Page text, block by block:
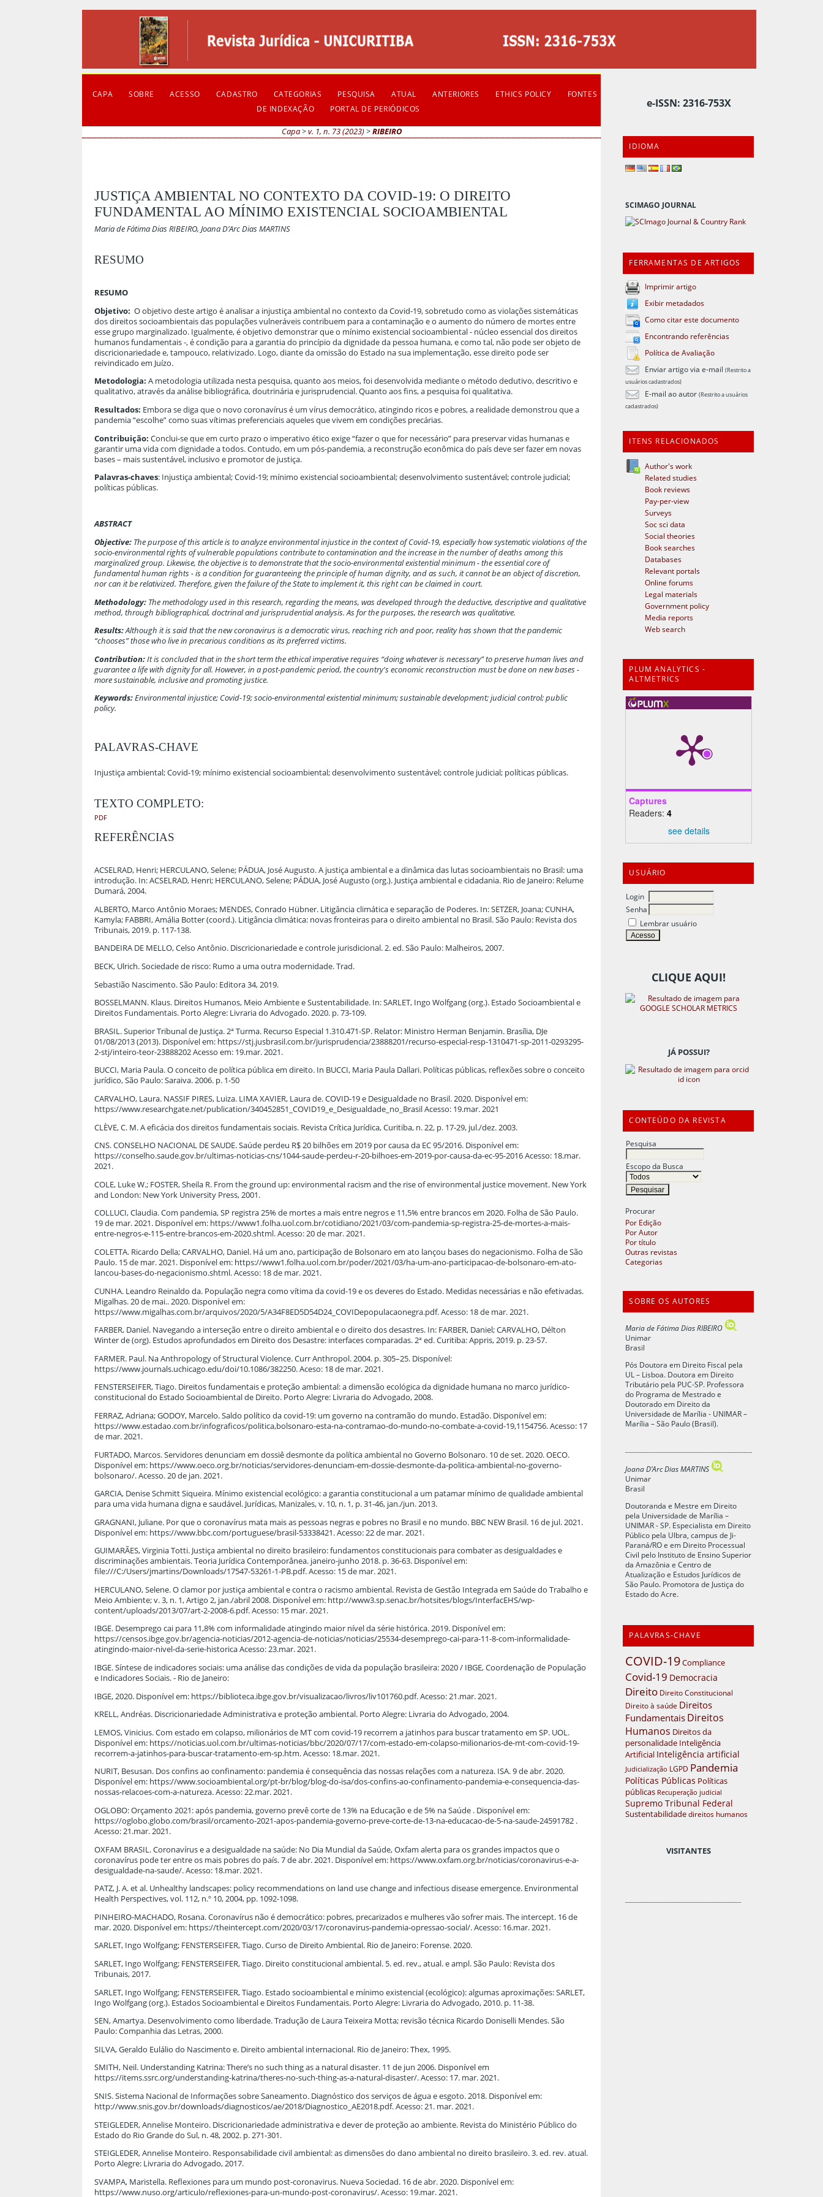
e-ISSN: 2316-753X
IDIOMA
SCIMAGO JOURNAL
FERRAMENTAS DE ARTIGOS
Imprimir artigo
Exibir metadados
Como citar este documento
Encontrando referências
Política de Avaliação
Enviar artigo via e-mail(Restrito a
usuários cadastrados)
E-mail ao autor(Restrito a usuários
cadastrados)
ITENS RELACIONADOS
Author's work
Related studies
Book reviews
Pay-per-view
Surveys
Soc sci data
Social theories
Book searches
Databases
Relevant portals
Online forums
Legal materials
Government policy
Media reports
Web search
PLUM ANALYTICS -
ALTMETRICS
Captures
Readers:4
see details
USUÁRIO
Login
Senha
Lembrar usuário
CLIQUE AQUI!
JÁ POSSUI?
CONTEÚDO DA REVISTA
Pesquisa
Escopo da Busca
Procurar
Por Edição
Por Autor
Por título
Outras revistas
Categorias
SOBRE OS AUTORES
Maria de Fátima Dias RIBEIRO
Unimar
Brasil
Pós Doutora em Direito Fiscal pela
UL – Lisboa. Doutora em Direito
Tributário pela PUC-SP. Professora
do Programa de Mestrado e
Doutorado em Direito da
Universidade de Marília - UNIMAR –
Marília – São Paulo (Brasil).
Joana D’Arc Dias MARTINS
Unimar
Brasil
Doutoranda e Mestre em Direito
pela Universidade de Marília –
UNIMAR - SP. Especialista em Direito
Público pela Ulbra, campus de Ji-
Paraná/RO e em Direito Processual
Civil pelo Instituto de Ensino Superior
da Amazônia e Centro de
Atualização e Estudos Jurídicos de
São Paulo. Promotora de Justiça do
Estado do Acre.
PALAVRAS-CHAVE
COVID-19Compliance
Covid-19 Democracia
Direito Direito Constitucional
Direito à saúde Direitos
Fundamentais Direitos
Humanos Direitos da
personalidade Inteligência
Artificial Inteligência artificial
Judicialização LGPD Pandemia
Políticas Públicas Políticas
públicas Recuperação judicial
Supremo Tribunal Federal
Sustentabilidade direitos humanos
VISITANTES
CAPA SOBRE ACESSO CADASTRO CATEGORIAS PESQUISA ATUAL ANTERIORES ETHICS POLICY
FONTES
DE INDEXAÇÃO
PORTAL DE PERIÓDICOS
Capa>v. 1, n. 73 (2023)>RIBEIRO
JUSTIÇA AMBIENTAL NO CONTEXTO DA COVID-19: O DIREITO
FUNDAMENTAL AO MÍNIMO EXISTENCIAL SOCIOAMBIENTAL
Maria de Fátima Dias RIBEIRO, Joana D’Arc Dias MARTINS
RESUMO
RESUMO
Objetivo: O objetivo deste artigo é analisar a injustiça ambiental no contexto da Covid-19, sobretudo como as violações sistemáticas
dos direitos socioambientais das populações vulneráveis contribuem para a contaminação e o aumento do número de mortes entre
esse grupo marginalizado. Igualmente, é objetivo demonstrar que o mínimo existencial socioambiental - núcleo essencial dos direitos
humanos fundamentais -, é condição para a garantia do princípio da dignidade da pessoa humana, e como tal, não pode ser objeto de
discricionariedade e, tampouco, relativizado. Logo, diante da omissão do Estado na sua implementação, esse direito pode ser
reivindicado em Juízo.
Metodologia: A metodologia utilizada nesta pesquisa, quanto aos meios, foi desenvolvida mediante o método dedutivo, descritivo e
qualitativo, através da análise bibliográfica, doutrinária e jurisprudencial. Quanto aos fins, a pesquisa foi qualitativa.
Resultados: Embora se diga que o novo coronavírus é um vírus democrático, atingindo ricos e pobres, a realidade demonstrou que a
pandemia “escolhe” como suas vítimas preferenciais aqueles que vivem em condições precárias.
Contribuição: Conclui-se que em curto prazo o imperativo ético exige “fazer o que for necessário” para preservar vidas humanas e
garantir uma vida com dignidade a todos. Contudo, em um pós-pandemia, a reconstrução econômica do país deve ser fazer em novas
bases – mais sustentável, inclusivo e promotor de justiça.
Palavras-chaves: Injustiça ambiental; Covid-19; mínimo existencial socioambiental; desenvolvimento sustentável; controle judicial;
políticas públicas.
ABSTRACT
Objective: The purpose of this article is to analyze environmental injustice in the context of Covid-19, especially how systematic violations of the
socio-environmental rights of vulnerable populations contribute to contamination and the increase in the number of deaths among this
marginalized group. Likewise, the objective is to demonstrate that the socio-environmental existential minimum - the essential core of
fundamental human rights - is a condition for guaranteeing the principle of human dignity, and as such, it cannot be an object of discretion,
nor can it be relativized. Therefore, given the failure of the State to implement it, this right can be claimed in court.
Methodology: The methodology used in this research, regarding the means, was developed through the deductive, descriptive and qualitative
method, through bibliographical, doctrinal and jurisprudential analysis. As for the purposes, the research was qualitative.
Results:Although it is said that the new coronavirus is a democratic virus, reaching rich and poor, reality has shown that the pandemic
“chooses” those who live in precarious conditions as its preferred victims.
Contribution:It is concluded that in the short term the ethical imperative requires “doing whatever is necessary” to preserve human lives and
guarantee a life with dignity for all. However, in a post-pandemic period, the country's economic reconstruction must be done on new bases -
more sustainable, inclusive and promoting justice.
Keywords:Environmental injustice; Covid-19; socio-environmental existential minimum; sustainable development; judicial control; public
policy.
PALAVRAS-CHAVE
Injustiça ambiental; Covid-19; mínimo existencial socioambiental; desenvolvimento sustentável; controle judicial; políticas públicas.
TEXTO COMPLETO:
PDF
REFERÊNCIAS
ACSELRAD, Henri; HERCULANO, Selene; PÁDUA, José Augusto. A justiça ambiental e a dinâmica das lutas socioambientais no Brasil: uma
introdução. In: ACSELRAD, Henri; HERCULANO, Selene; PÁDUA, José Augusto (org.). Justiça ambiental e cidadania. Rio de Janeiro: Relume
Dumará, 2004.
ALBERTO, Marco Antônio Moraes; MENDES, Conrado Hübner. Litigância climática e separação de Poderes. In: SETZER, Joana; CUNHA,
Kamyla; FABBRI, Amália Botter (coord.). Litigância climática: novas fronteiras para o direito ambiental no Brasil. São Paulo: Revista dos
Tribunais, 2019. p. 117-138.
BANDEIRA DE MELLO, Celso Antônio. Discricionariedade e controle jurisdicional. 2. ed. São Paulo: Malheiros, 2007.
BECK, Ulrich. Sociedade de risco: Rumo a uma outra modernidade. Trad.
Sebastião Nascimento. São Paulo: Editora 34, 2019.
BOSSELMANN. Klaus. Direitos Humanos, Meio Ambiente e Sustentabilidade. In: SARLET, Ingo Wolfgang (org.). Estado Socioambiental e
Direitos Fundamentais. Porto Alegre: Livraria do Advogado. 2020. p. 73-109.
BRASIL. Superior Tribunal de Justiça. 2ª Turma. Recurso Especial 1.310.471-SP. Relator: Ministro Herman Benjamin. Brasília, DJe
01/08/2013 (2013). Disponível em: https://stj.jusbrasil.com.br/jurisprudencia/23888201/recurso-especial-resp-1310471-sp-2011-0293295-
2-stj/inteiro-teor-23888202 Acesso em: 19.mar. 2021.
BUCCI, Maria Paula. O conceito de política pública em direito. In BUCCI, Maria Paula Dallari. Políticas públicas, reflexões sobre o conceito
jurídico, São Paulo: Saraiva. 2006. p. 1-50
CARVALHO, Laura. NASSIF PIRES, Luiza. LIMA XAVIER, Laura de. COVID-19 e Desigualdade no Brasil. 2020. Disponível em:
https://www.researchgate.net/publication/340452851_COVID19_e_Desigualdade_no_Brasil Acesso: 19.mar. 2021
CLÈVE, C. M. A eficácia dos direitos fundamentais sociais. Revista Crítica Jurídica, Curitiba, n. 22, p. 17-29, jul./dez. 2003.
CNS. CONSELHO NACIONAL DE SAUDE. Saúde perdeu R$ 20 bilhões em 2019 por causa da EC 95/2016. Disponível em:
https://conselho.saude.gov.br/ultimas-noticias-cns/1044-saude-perdeu-r-20-bilhoes-em-2019-por-causa-da-ec-95-2016 Acesso: 18.mar.
2021.
COLE, Luke W.; FOSTER, Sheila R. From the ground up: environmental racism and the rise of environmental justice movement. New York
and London: New York University Press, 2001.
COLLUCI, Claudia. Com pandemia, SP registra 25% de mortes a mais entre negros e 11,5% entre brancos em 2020. Folha de São Paulo.
19 de mar. 2021. Disponível em: https://www1.folha.uol.com.br/cotidiano/2021/03/com-pandemia-sp-registra-25-de-mortes-a-mais-
entre-negros-e-115-entre-brancos-em-2020.shtml. Acesso: 20 de mar. 2021.
COLETTA. Ricardo Della; CARVALHO, Daniel. Há um ano, participação de Bolsonaro em ato lançou bases do negacionismo. Folha de São
Paulo. 15 de mar. 2021. Disponível em: https://www1.folha.uol.com.br/poder/2021/03/ha-um-ano-participacao-de-bolsonaro-em-ato-
lancou-bases-do-negacionismo.shtml. Acesso: 18 de mar. 2021.
CUNHA. Leandro Reinaldo da. População negra como vítima da covid-19 e os deveres do Estado. Medidas necessárias e não efetivadas.
Migalhas. 20 de mai.. 2020. Disponível em:
https://www.migalhas.com.br/arquivos/2020/5/A34F8ED5D54D24_COVIDepopulacaonegra.pdf. Acesso: 18 de mar. 2021.
FARBER, Daniel. Navegando a interseção entre o direito ambiental e o direito dos desastres. In: FARBER, Daniel; CARVALHO, Délton
Winter de (org). Estudos aprofundados em Direito dos Desastre: interfaces comparadas. 2ª ed. Curitiba: Appris, 2019. p. 23-57.
FARMER. Paul. Na Anthropology of Structural Violence. Curr Anthropol. 2004. p. 305–25. Disponível:
https://www.journals.uchicago.edu/doi/10.1086/382250. Aceso: 18 de mar. 2021.
FENSTERSEIFER, Tiago. Direitos fundamentais e proteção ambiental: a dimensão ecológica da dignidade humana no marco jurídico-
constitucional do Estado Socioambiental de Direito. Porto Alegre: Livraria do Advogado, 2008.
FERRAZ, Adriana; GODOY, Marcelo. Saldo político da covid-19: um governo na contramão do mundo. Estadão. Disponível em:
https://www.estadao.com.br/infograficos/politica,bolsonaro-esta-na-contramao-do-mundo-no-combate-a-covid-19,1154756. Acesso: 17
de mar. 2021.
FURTADO, Marcos. Servidores denunciam em dossiê desmonte da política ambiental no Governo Bolsonaro. 10 de set. 2020. OECO.
Disponível em: https://www.oeco.org.br/noticias/servidores-denunciam-em-dossie-desmonte-da-politica-ambiental-no-governo-
bolsonaro/. Acesso. 20 de jan. 2021.
GARCIA, Denise Schmitt Siqueira. Mínimo existencial ecológico: a garantia constitucional a um patamar mínimo de qualidade ambiental
para uma vida humana digna e saudável. Jurídicas, Manizales, v. 10, n. 1, p. 31-46, jan./jun. 2013.
GRAGNANI, Juliane. Por que o coronavírus mata mais as pessoas negras e pobres no Brasil e no mundo. BBC NEW Brasil. 16 de jul. 2021.
Disponível em: https://www.bbc.com/portuguese/brasil-53338421. Acesso: 22 de mar. 2021.
GUIMARÃES, Virginia Totti. Justiça ambiental no direito brasileiro: fundamentos constitucionais para combater as desigualdades e
discriminações ambientais. Teoria Jurídica Contemporânea. janeiro-junho 2018. p. 36-63. Disponível em:
file:///C:/Users/jmartins/Downloads/17547-53261-1-PB.pdf. Acesso: 15 de mar. 2021.
HERCULANO, Selene. O clamor por justiça ambiental e contra o racismo ambiental. Revista de Gestão Integrada em Saúde do Trabalho e
Meio Ambiente; v. 3, n. 1, Artigo 2, jan./abril 2008. Disponível em: http://www3.sp.senac.br/hotsites/blogs/InterfacEHS/wp-
content/uploads/2013/07/art-2-2008-6.pdf. Acesso: 15 mar. 2021.
IBGE. Desemprego cai para 11,8% com informalidade atingindo maior nível da série histórica. 2019. Disponível em:
https://censos.ibge.gov.br/agencia-noticias/2012-agencia-de-noticias/noticias/25534-desemprego-cai-para-11-8-com-informalidade-
atingindo-maior-nivel-da-serie-historica Acesso: 23.mar. 2021.
IBGE. Síntese de indicadores sociais: uma análise das condições de vida da população brasileira: 2020 / IBGE, Coordenação de População
e Indicadores Sociais. - Rio de Janeiro:
IBGE, 2020. Disponível em: https://biblioteca.ibge.gov.br/visualizacao/livros/liv101760.pdf. Acesso: 21.mar. 2021.
KRELL, Andréas. Discricionariedade Administrativa e proteção ambiental. Porto Alegre: Livraria do Advogado, 2004.
LEMOS, Vinicius. Com estado em colapso, milionários de MT com covid-19 recorrem a jatinhos para buscar tratamento em SP. UOL.
Disponível em: https://noticias.uol.com.br/ultimas-noticias/bbc/2020/07/17/com-estado-em-colapso-milionarios-de-mt-com-covid-19-
recorrem-a-jatinhos-para-buscar-tratamento-em-sp.htm. Acesso: 18.mar. 2021.
NURIT, Besusan. Dos confins ao confinamento: pandemia é consequência das nossas relações com a natureza. ISA. 9 de abr. 2020.
Disponível em: https://www.socioambiental.org/pt-br/blog/blog-do-isa/dos-confins-ao-confinamento-pandemia-e-consequencia-das-
nossas-relacoes-com-a-natureza. Acesso: 22.mar. 2021.
OGLOBO: Orçamento 2021: após pandemia, governo prevê corte de 13% na Educação e de 5% na Saúde . Disponível em:
https://oglobo.globo.com/brasil/orcamento-2021-apos-pandemia-governo-preve-corte-de-13-na-educacao-de-5-na-saude-24591782 .
Acesso: 21.mar. 2021.
OXFAM BRASIL. Coronavírus e a desigualdade na saúde: No Dia Mundial da Saúde, Oxfam alerta para os grandes impactos que o
coronavírus pode ter entre os mais pobres do país. 7 de abr. 2021. Disponível em: https://www.oxfam.org.br/noticias/coronavirus-e-a-
desigualdade-na-saude/. Acesso: 18.mar. 2021.
PATZ, J. A. et al. Unhealthy landscapes: policy recommendations on land use change and infectious disease emergence. Environmental
Health Perspectives, vol. 112, n.º 10, 2004, pp. 1092-1098.
PINHEIRO-MACHADO, Rosana. Coronavírus não é democrático: pobres, precarizados e mulheres vão sofrer mais. The intercept. 16 de
mar. 2020. Disponível em: https://theintercept.com/2020/03/17/coronavirus-pandemia-opressao-social/. Acesso: 16.mar. 2021.
SARLET, Ingo Wolfgang; FENSTERSEIFER, Tiago. Curso de Direito Ambiental. Rio de Janeiro: Forense. 2020.
SARLET, Ingo Wolfgang; FENSTERSEIFER, Tiago. Direito constitucional ambiental. 5. ed. rev., atual. e ampl. São Paulo: Revista dos
Tribunais, 2017.
SARLET, Ingo Wolfgang; FENSTERSEIFER, Tiago. Estado socioambiental e mínimo existencial (ecológico): algumas aproximações: SARLET,
Ingo Wolfgang (org.). Estados Socioambiental e Direitos Fundamentais. Porto Alegre: Livraria do Advogado, 2010. p. 11-38.
SEN, Amartya. Desenvolvimento como liberdade. Tradução de Laura Teixeira Motta; revisão técnica Ricardo Doniselli Mendes. São
Paulo: Companhia das Letras, 2000.
SILVA, Geraldo Eulálio do Nascimento e. Direito ambiental internacional. Rio de Janeiro: Thex, 1995.
SMITH, Neil. Understanding Katrina: There’s no such thing as a natural disaster. 11 de jun 2006. Disponível em
https://items.ssrc.org/understanding-katrina/theres-no-such-thing-as-a-natural-disaster/. Acesso: 17. mar. 2021.
SNIS. Sistema Nacional de Informações sobre Saneamento. Diagnóstico dos serviços de água e esgoto. 2018. Disponível em:
http://www.snis.gov.br/downloads/diagnosticos/ae/2018/Diagnostico_AE2018.pdf. Acesso: 21. mar. 2021.
STEIGLEDER, Annelise Monteiro. Discricionariedade administrativa e dever de proteção ao ambiente. Revista do Ministério Público do
Estado do Rio Grande do Sul, n. 48, 2002. p. 271-301.
STEIGLEDER, Annelise Monteiro. Responsabilidade civil ambiental: as dimensões do dano ambiental no direito brasileiro. 3. ed. rev. atual.
Porto Alegre: Livraria do Advogado, 2017.
SVAMPA, Maristella. Reflexiones para um mundo post-coronavirus. Nueva Sociedad. 16 de abr. 2020. Disponível em:
https://www.nuso.org/articulo/reflexiones-para-un-mundo-post-coronavirus/. Acesso: 19.mar. 2021.